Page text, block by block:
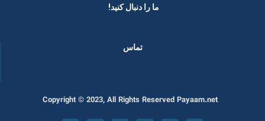
ما را دنبال کنید! ​
تماس
Copyright © 2023, All Rights Reserved Payaam.net